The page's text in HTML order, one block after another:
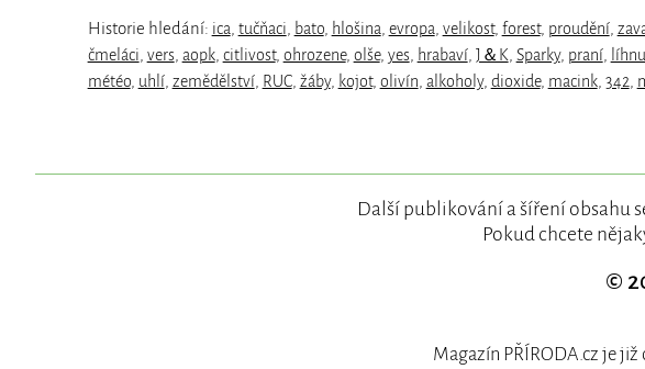
Historie hledání: ica tučňaci bato, hlošina evropa velikost, forest, proudění,
čmeláci vers aopk, citlivost, ohrozene, olše, yes hrabaví, J＆K Sparky, praní,
météo, uhlí, zemědělství, RUC, žáby, kojot, olivín alkoholy, dioxide, macink, 342
Další publikování a šíření obsahu
Pokud chcete
©
Magazín PŘÍRODA.cz je